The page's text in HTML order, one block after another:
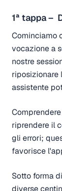
1ª tappa –
Cominciamo
vocazione a
nostre
riposizionare
assistente
riprendere il
gli errori;
favorisce
Sotto forma
diverse